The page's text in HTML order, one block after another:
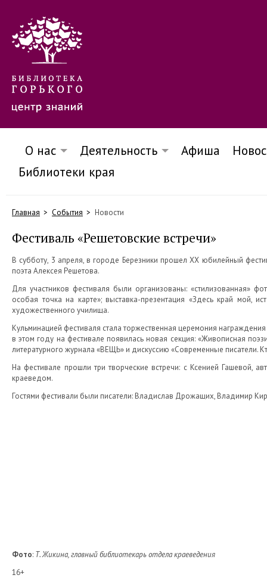
О нас Деятельность Афиша
Библиотеки края
Главная События Новости
Фестиваль «Решетовские встречи»
В субботу, 3 апреля, в городе Березники прошел XX юбилейный
поэта Алексея Решетова.
Для участников фестиваля были организованы: «стилизованная»
особая точка на карте»; выставка-презентация «Здесь край мой,
художественного училища.
Кульминацией фестиваля стала торжественная церемония
в этом году на фестивале появилась новая секция: «Живописная
литературного журнала «ВЕЩЬ» и дискуссию «Современные писатели.
На фестивале прошли три творческие встречи: с Ксенией
краеведом.
Гостями фестивали были писатели: Владислав Дрожащих, Владимир
Фото: Т. Жикина, главный библиотекарь отдела краеведения
16+